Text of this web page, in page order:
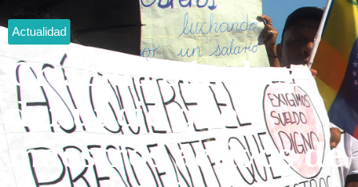
Actualidad
Griselda Sánchez
denunció que
maestros activos de